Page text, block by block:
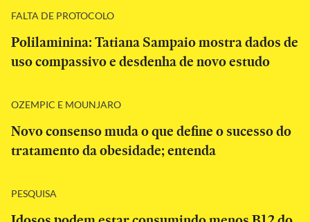
FALTA DE PROTOCOLO
Polilaminina: Tatiana Sampaio mostra dados de
uso compassivo e desdenha de novo estudo
OZEMPIC E MOUNJARO
Novo consenso muda o que define o sucesso do
tratamento da obesidade; entenda
PESQUISA